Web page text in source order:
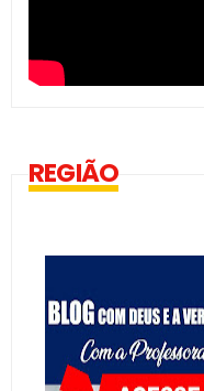
REGIÃO